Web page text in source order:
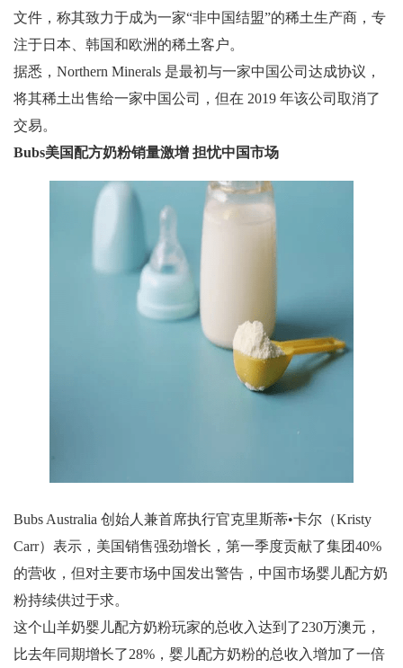
文件，称其致力于成为一家“非中国结盟”的稀土生产商，专
注于日本、韩国和欧洲的稀土客户。
据悉，Northern Minerals 是最初与一家中国公司达成协议，
将其稀土出售给一家中国公司，但在 2019 年该公司取消了
交易。
Bubs美国配方奶粉销量激增 担忧中国市场
Bubs Australia 创始人兼首席执行官克里斯蒂•卡尔（Kristy
Carr）表示，美国销售强劲增长，第一季度贡献了集团40%
的营收，但对主要市场中国发出警告，中国市场婴儿配方奶
粉持续供过于求。
这个山羊奶婴儿配方奶粉玩家的总收入达到了230万澳元，
比去年同期增长了28%，婴儿配方奶粉的总收入增加了一倍